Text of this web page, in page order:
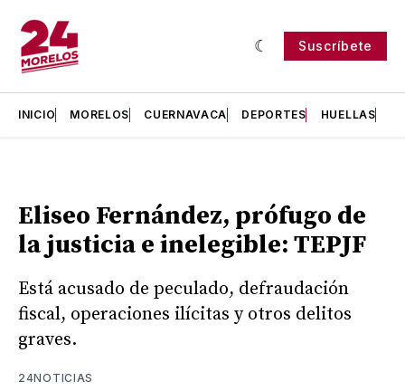
Suscríbete
INICIO MORELOS CUERNAVACA DEPORTES HUELLAS
Eliseo Fernández, prófugo de
la justicia e inelegible: TEPJF
Está acusado de peculado, defraudación
fiscal, operaciones ilícitas y otros delitos
graves.
24NOTICIAS